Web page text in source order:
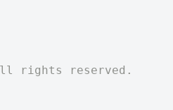
rights reserved.